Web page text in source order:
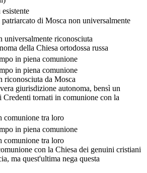
di Mosca non universalmente
universalmente riconosciuta
della Chiesa ortodossa russa
in piena comunione
in piena comunione
riconosciuta da Mosca
giurisdizione autonoma, bensì un
Credenti tornati in comunione con la
comunione tra loro
in piena comunione
comunione tra loro
con la Chiesa dei genuini cristiani
ma quest'ultima nega questa